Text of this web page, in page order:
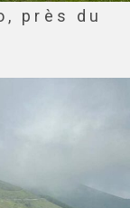
près du